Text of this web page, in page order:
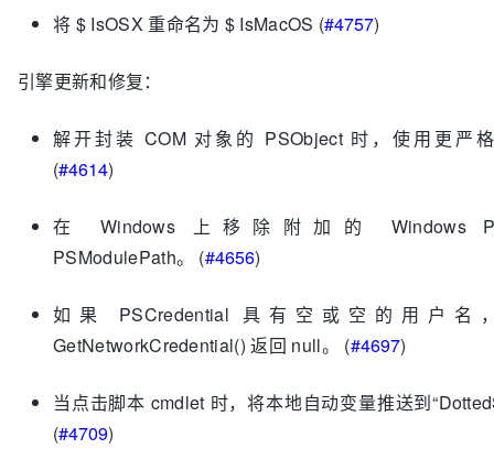
将 $ IsOSX 重命名为 $ IsMacOS (#4757)
引擎更新和修复：
解开封装 COM 对象的 PSObject 时，使用更严
(#4614)
在 Windows 上移除附加的 Windows
PSModulePath。 (#4656)
如果 PSCredential 具有空或空的用户名
GetNetworkCredential() 返回 null。
(#4697)
当点击脚本 cmdlet 时，将本地自动变量推送到
(#4709)